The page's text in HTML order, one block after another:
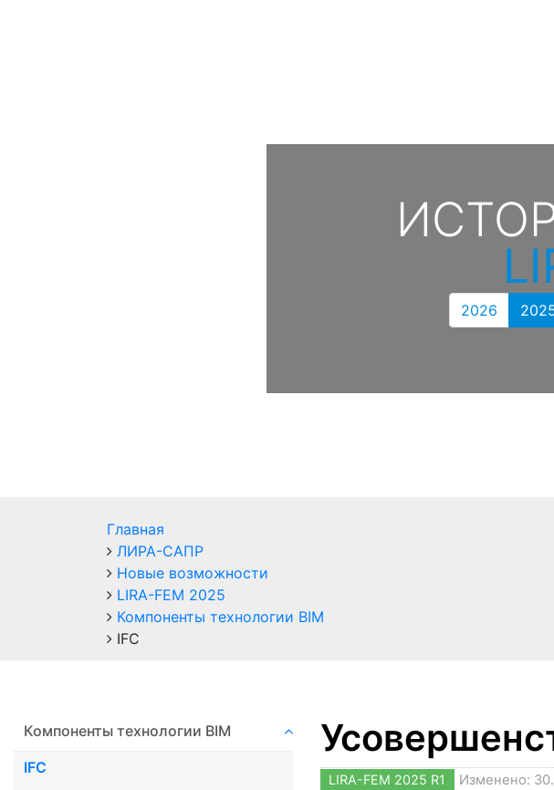
2026
Главная
ЛИРА-САПР
Новые возможности
LIRA-FEM 2025
Компоненты технологии ВIM
IFC
Компоненты технологии ВIM
IFC
LIRA-FEM 2025 R1 Изменено: